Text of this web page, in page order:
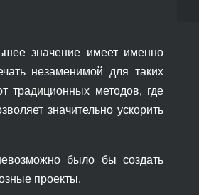
значение имеет именно
незаменимой для таких
традиционных методов, где
значительно ускорить
было бы создать
проекты.